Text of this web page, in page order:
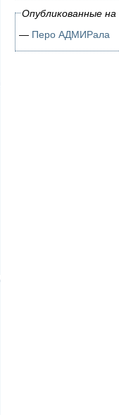
Опубликованные
— Перо АДМИРала